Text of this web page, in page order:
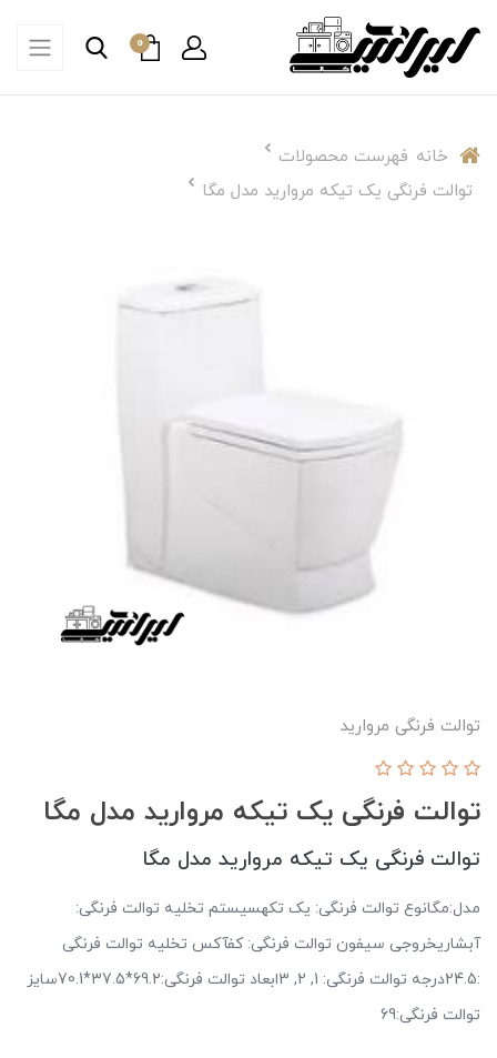
0
خانه فهرست محصولات
توالت فرنگی یک تیکه مروارید مدل مگا
توالت فرنگی مروارید
توالت فرنگی یک تیکه مروارید مدل مگا
توالت فرنگی یک تیکه مروارید مدل مگا
مدل:مگانوع توالت فرنگی: یک تکهسیستم تخلیه توالت فرنگی:
آبشاریخروجی سیفون توالت فرنگی: کفآکس تخلیه توالت فرنگی
:24.5درجه توالت فرنگی: 1, 2, 3ابعاد توالت فرنگی:69.2*37.5*70.1سایز
توالت فرنگی:69